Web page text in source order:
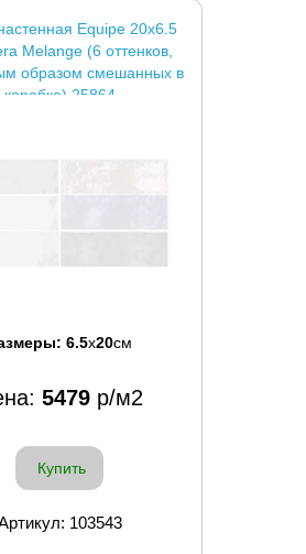
Equipe 20x6.5
Melange (6 оттенков,
образом смешанных в
коробке) 25864
6.5x20см
5479 р/м2
Купить
103543